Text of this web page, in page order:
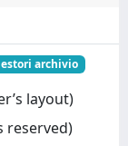
archivio
layout)
reserved)